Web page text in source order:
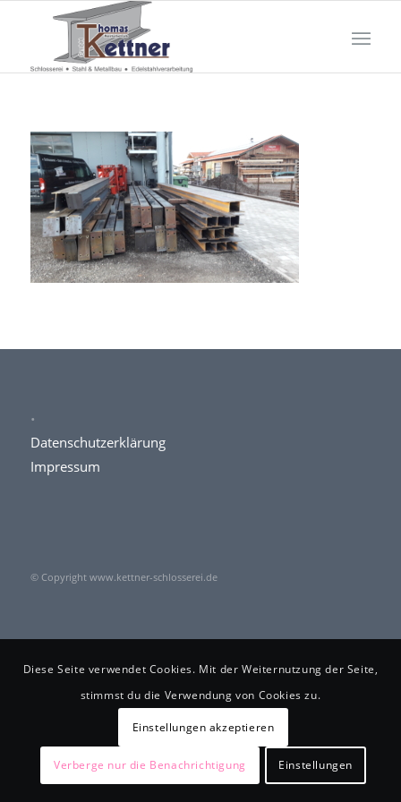
.
Datenschutzerklärung
Impressum
© Copyright www.kettner-schlosserei.de
Diese Seite verwendet Cookies. Mit der Weiternutzung der Seite,
stimmst du die Verwendung von Cookies zu.
Einstellungen akzeptieren
Verberge nur die Benachrichtigung Einstellungen